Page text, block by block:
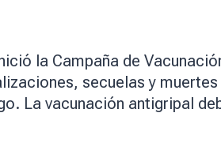
la Campaña de
secuelas y
La vacunación antigripal